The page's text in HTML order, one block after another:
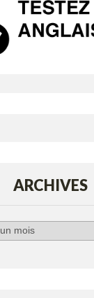
ARCHIVES